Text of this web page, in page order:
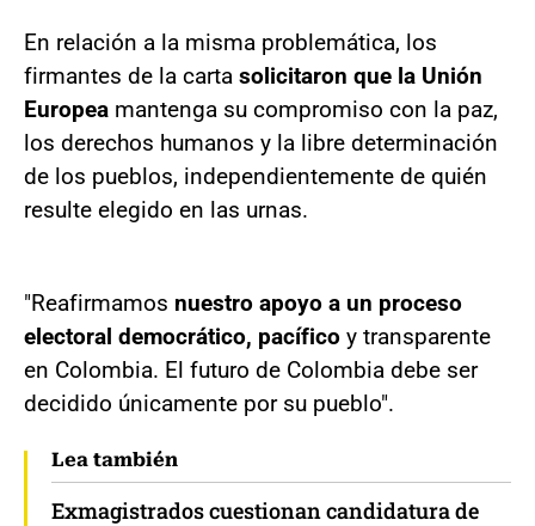
En relación a la misma problemática, los
firmantes de la carta solicitaron que la Unión
Europea mantenga su compromiso con la paz,
los derechos humanos y la libre determinación
de los pueblos, independientemente de quién
resulte elegido en las urnas.
"Reafirmamos nuestro apoyo a un proceso
electoral democrático, pacífico y transparente
en Colombia. El futuro de Colombia debe ser
decidido únicamente por su pueblo".
Lea también
Exmagistrados cuestionan candidatura de